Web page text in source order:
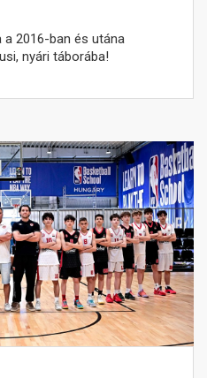
a 2016-ban és utána
nyári táborába!